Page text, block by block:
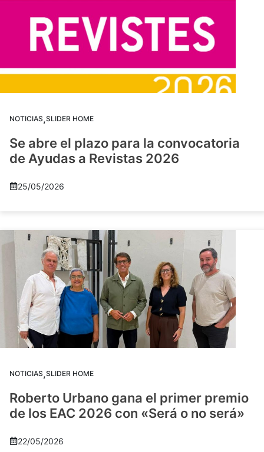
NOTICIAS,SLIDER HOME
Se abre el plazo para la convocatoria
de Ayudas a Revistas 2026
25/05/2026
NOTICIAS,SLIDER HOME
Roberto Urbano gana el primer premio
de los EAC 2026 con «Será o no será»
22/05/2026